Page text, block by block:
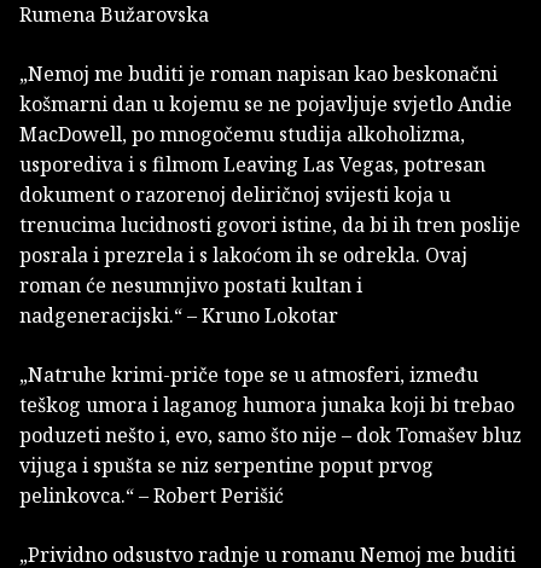
Rumena Bužarovska
„Nemoj me buditi je roman napisan kao beskonačni
košmarni dan u kojemu se ne pojavljuje svjetlo Andie
MacDowell, po mnogočemu studija alkoholizma,
usporediva i s filmom Leaving Las Vegas, potresan
dokument o razorenoj deliričnoj svijesti koja u
trenucima lucidnosti govori istine, da bi ih tren poslije
posrala i prezrela i s lakoćom ih se odrekla. Ovaj
roman će nesumnjivo postati kultan i
nadgeneracijski.“ – Kruno Lokotar
„Natruhe krimi-priče tope se u atmosferi, između
teškog umora i laganog humora junaka koji bi trebao
poduzeti nešto i, evo, samo što nije – dok Tomašev bluz
vijuga i spušta se niz serpentine poput prvog
pelinkovca.“ – Robert Perišić
„Prividno odsustvo radnje u romanu Nemoj me buditi